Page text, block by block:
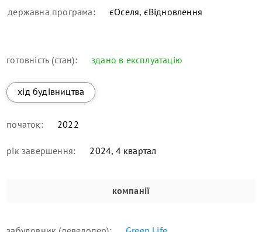
державна програма: єОселя, єВідновлення
готовність (стан): здано в експлуатацію
хід будівництва
початок: 2022
рік завершення: 2024, 4 квартал
компанії